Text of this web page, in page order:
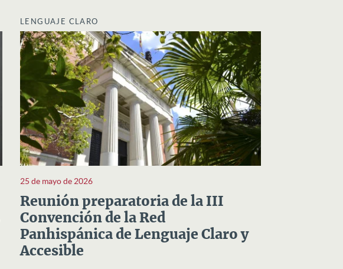
LENGUAJE CLARO
25 de mayo de 2026
Reunión preparatoria de la III
Convención de la Red
Panhispánica de Lenguaje Claro y
Accesible